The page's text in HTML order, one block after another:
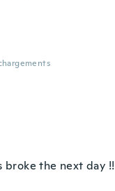
broke the next day !!